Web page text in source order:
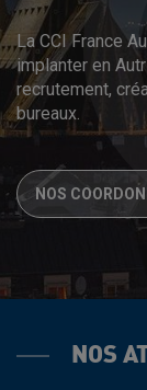
La CCI France
implanter en
recrutement,
bureaux.
NOS
NOS